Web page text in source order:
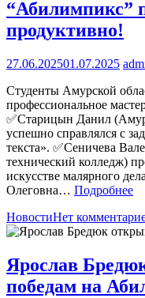
“Абилимпикс”
продуктивно!
27.06.202501.07.2025
Студенты Амурской
профессиональное
✅Старицын Данил
успешно справлялся с
текста». ✅Сеничева
технический колледж)
искусстве малярного
Олеговна… Подробнее
НовостиНет
Ярослав
победам на